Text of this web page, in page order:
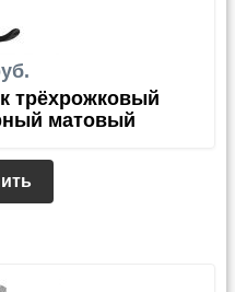
трёхрожковый
матовый